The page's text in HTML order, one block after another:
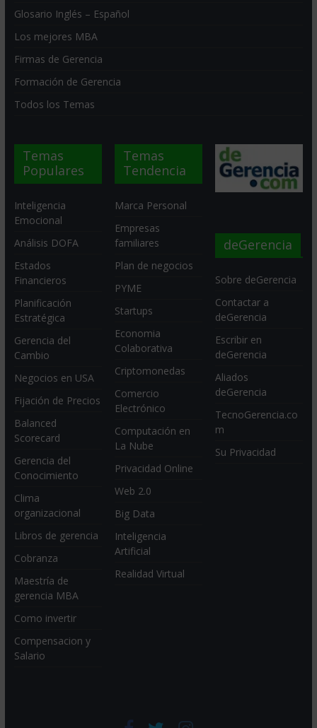
Glosario Inglés – Español
Los mejores MBA
Firmas de Gerencia
Formación de Gerencia
Todos los Temas
Temas
Populares
Inteligencia
Emocional
Análisis DOFA
Estados
Financieros
Planificación
Estratégica
Gerencia del
Cambio
Negocios en USA
Fijación de Precios
Balanced
Scorecard
Gerencia del
Conocimiento
Clima
organizacional
Libros de gerencia
Cobranza
Maestría de
gerencia MBA
Como invertir
Compensacion y
Salario
Temas
Tendencia
Marca Personal
Empresas
familiares
Plan de negocios
PYME
Startups
Economia
Colaborativa
Criptomonedas
Comercio
Electrónico
Computación en
La Nube
Privacidad Online
Web 2.0
Big Data
Inteligencia
Artificial
Realidad Virtual
deGerencia
Sobre deGerencia
Contactar a
deGerencia
Escribir en
deGerencia
Aliados
deGerencia
TecnoGerencia.co
m
Su Privacidad